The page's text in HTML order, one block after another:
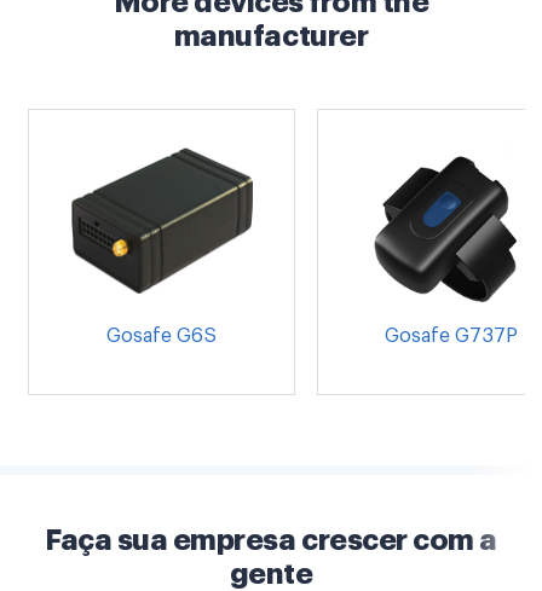
manufacturer
Gosafe G6S Gosafe G737P
Faça sua empresa crescer com a
gente